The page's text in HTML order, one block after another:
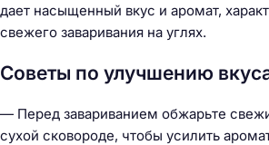
дает насыщенный вкус и аромат,
свежего заваривания на углях.
Советы по улучшению
— Перед завариванием обжарьте
сухой сковороде, чтобы усилить